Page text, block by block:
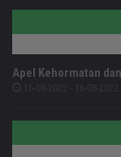
Apel Kehormatan